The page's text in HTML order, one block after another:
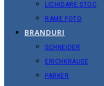
LICHIDARE STOC
RAME FOTO
BRANDURI
SCHNEIDER
ERICHKRAUSE
PARKER